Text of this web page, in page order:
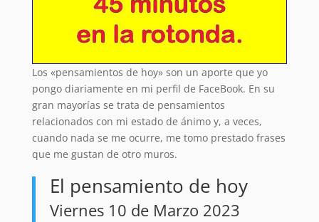
Los «pensamientos de hoy» son un aporte que yo
pongo diariamente en mi perfil de FaceBook. En su
gran mayorías se trata de pensamientos
relacionados con mi estado de ánimo y, a veces,
cuando nada se me ocurre, me tomo prestado frases
que me gustan de otro muros.
El pensamiento de hoy
Viernes 10 de Marzo 2023